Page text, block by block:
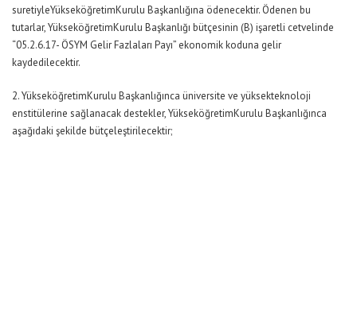
suretiyleYükseköğretimKurulu Başkanlığına ödenecektir. Ödenen bu
tutarlar, YükseköğretimKurulu Başkanlığı bütçesinin (B) işaretli cetvelinde
“05.2.6.17- ÖSYM Gelir Fazlaları Payı” ekonomik koduna gelir
kaydedilecektir.
2. YükseköğretimKurulu Başkanlığınca üniversite ve yüksekteknoloji
enstitülerine sağlanacak destekler, YükseköğretimKurulu Başkanlığınca
aşağıdaki şekilde bütçeleştirilecektir;